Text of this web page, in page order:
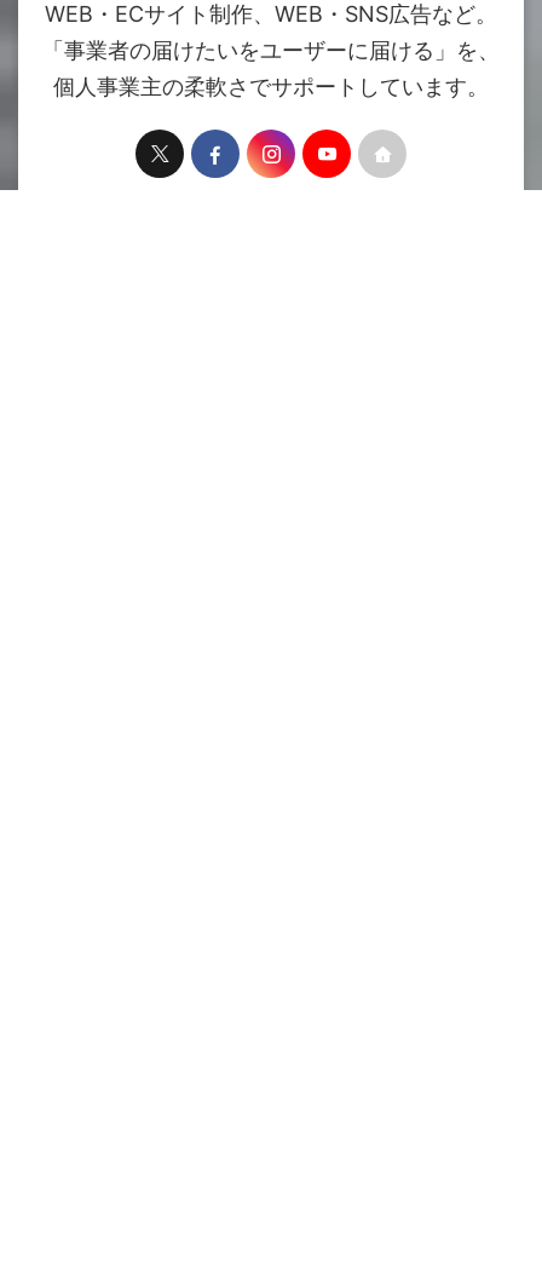
WEB・ECサイト制作、WEB・SNS広告など。
「事業者の届けたいをユーザーに届ける」を、
個人事業主の柔軟さでサポートしています。